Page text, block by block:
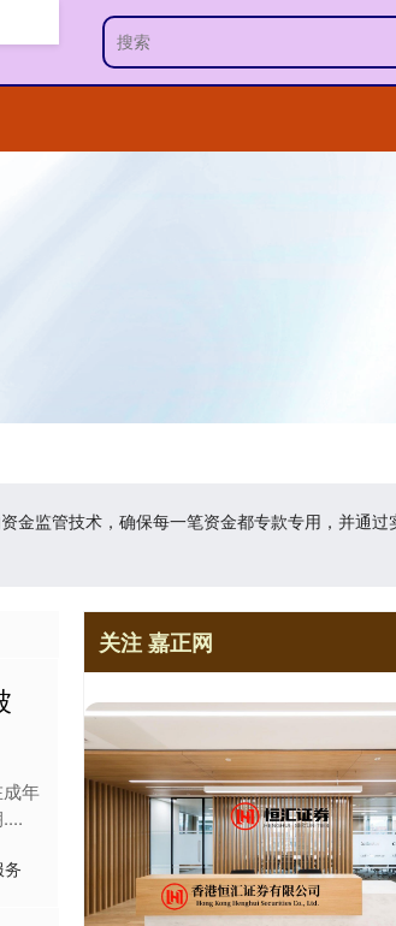
金监管技术，确保每一笔资金都专款专用，并通过
年
关注 嘉正网